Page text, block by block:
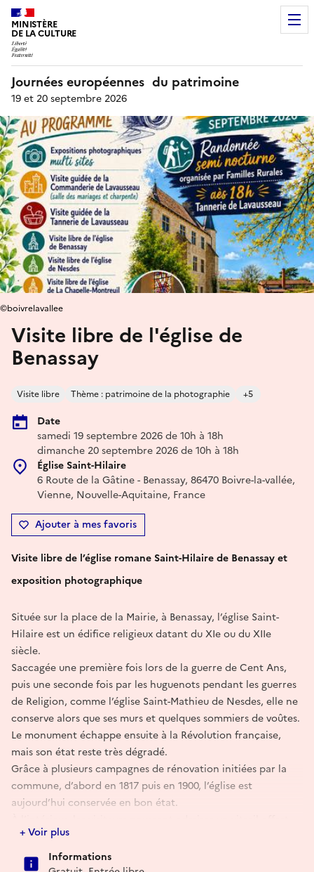
MINISTÈRE
DE LA CULTURE
Journées européennes du patrimoine
19 et 20 septembre 2026
Visite libre de l'église de
Benassay
Visite libre Thème : patrimoine de la photographie +5
Date
samedi 19 septembre 2026 de 10h à 18h
dimanche 20 septembre 2026 de 10h à 18h
Église Saint-Hilaire
6 Route de la Gâtine - Benassay, 86470 Boivre-la-vallée,
Vienne, Nouvelle-Aquitaine, France
Ajouter à mes favoris
©boivrelavallee
Visite libre de l’église romane Saint-Hilaire de Benassay et
exposition photographique
Située sur la place de la Mairie, à Benassay, l’église Saint-
Hilaire est un édifice religieux datant du XIe ou du XIIe
siècle.
Saccagée une première fois lors de la guerre de Cent Ans,
puis une seconde fois par les huguenots pendant les guerres
de Religion, comme l’église Saint-Mathieu de Nesdes, elle ne
conserve alors que ses murs et quelques sommiers de voûtes.
Le monument échappe ensuite à la Révolution française,
mais son état reste très dégradé.
Grâce à plusieurs campagnes de rénovation initiées par la
commune, d’abord en 1817 puis en 1900, l’église est
aujourd’hui conservée en bon état.
lors de la seconde rénovation de l’édifice. Il représente
sainte Radegonde, fondatrice de l’abbaye Sainte-Croix de
+ Voir plus
Informations